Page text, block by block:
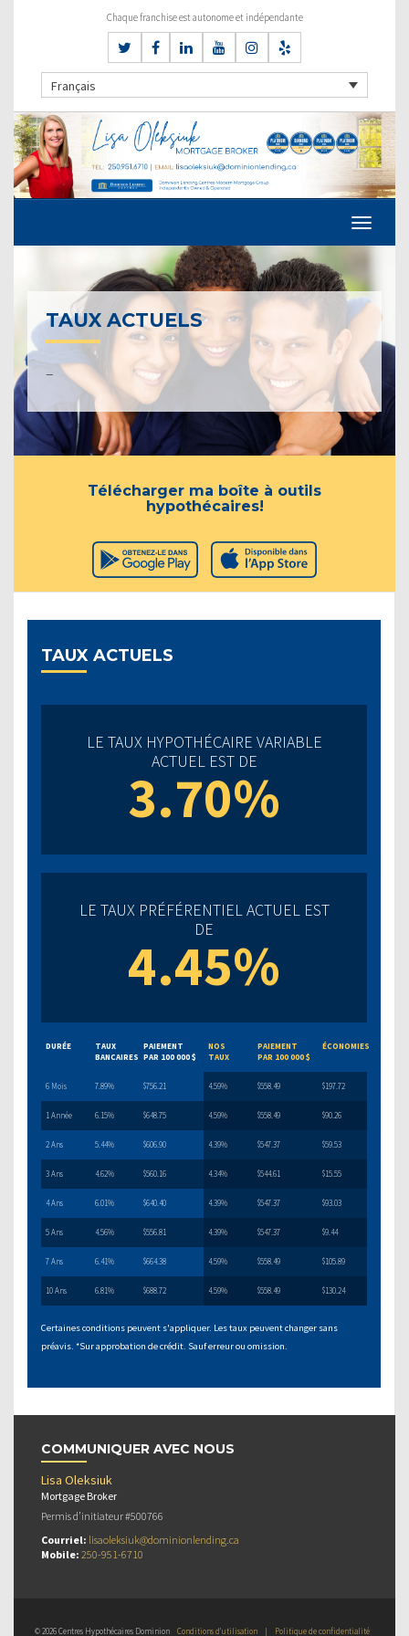
Chaque franchise est autonome et indépendante
Français
TAUX ACTUELS
–
Télécharger ma boîte à outils
hypothécaires!
TAUX ACTUELS
LE TAUX HYPOTHÉCAIRE VARIABLE
ACTUEL EST DE
3.70%
LE TAUX PRÉFÉRENTIEL ACTUEL EST
DE
4.45%
DURÉE
TAUX
BANCAIRES
PAIEMENT
PAR 100 000 $
NOS
TAUX
PAIEMENT
PAR 100 000 $
ÉCONOMIES
6 Mois 7.89% $756.21 4.59% $558.49 $197.72
1 Année 6.15% $648.75 4.59% $558.49 $90.26
2 Ans 5.44% $606.90 4.39% $547.37 $59.53
3 Ans 4.62% $560.16 4.34% $544.61 $15.55
4 Ans 6.01% $640.40 4.39% $547.37 $93.03
5 Ans 4.56% $556.81 4.39% $547.37 $9.44
7 Ans 6.41% $664.38 4.59% $558.49 $105.89
10 Ans 6.81% $688.72 4.59% $558.49 $130.24
Certaines conditions peuvent s'appliquer. Les taux peuvent changer sans
préavis. *Sur approbation de crédit. Sauf erreur ou omission.
COMMUNIQUER AVEC NOUS
Lisa Oleksiuk
Mortgage Broker
Permis d’initiateur #500766
Courriel: lisaoleksiuk@dominionlending.ca
Mobile: 250-951-6710
© 2026 Centres Hypothécaires Dominion Conditions d’utilisation | Politique de confidentialité